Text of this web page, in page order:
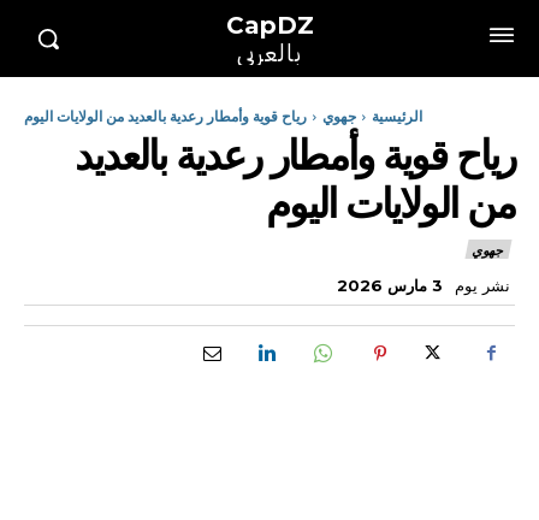
CapDZ
بالعربي
الرئيسية جهوي رياح قوية وأمطار رعدية بالعديد من الولايات اليوم
رياح قوية وأمطار رعدية بالعديد
من الولايات اليوم
جهوي
نشر يوم 3 مارس 2026